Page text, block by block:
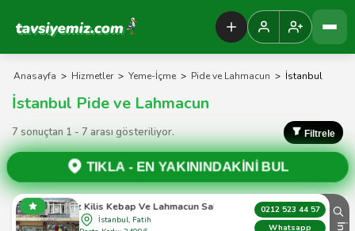
Tavsiyemiz Anasayfa
Anasayfa > Hizmetler > Yeme-İçme > Pide ve Lahmacun > İstanbul
İstanbul Pide ve Lahmacun
7 sonuçtan 1 - 7 arası gösteriliyor. Filtrele
TIKLA -EN YAKININDAKİNİ BUL
Öz Kilis Kebap Ve Lahmacun Salonu
İstanbul, Fatih
0212 523 44 57
Whatsapp